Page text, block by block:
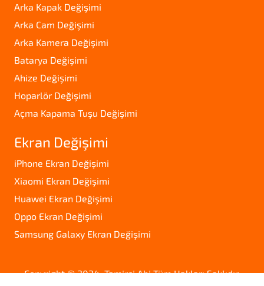
Arka Kapak Değişimi
Arka Cam Değişimi
Arka Kamera Değişimi
Batarya Değişimi
Ahize Değişimi
Hoparlör Değişimi
Açma Kapama Tuşu Değişimi
Ekran Değişimi
iPhone Ekran Değişimi
Xiaomi Ekran Değişimi
Huawei Ekran Değişimi
Oppo Ekran Değişimi
Samsung Galaxy Ekran Değişimi
Copyright © 2024. Tamirci Abi Tüm Hakları Saklıdır.